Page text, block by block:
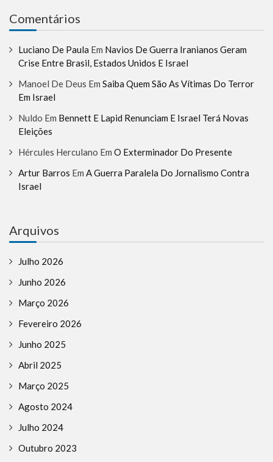
Comentários
Luciano De Paula Em Navios De Guerra Iranianos Geram
Crise Entre Brasil, Estados Unidos E Israel
Manoel De Deus Em Saiba Quem São As Vítimas Do Terror
Em Israel
Nuldo Em Bennett E Lapid Renunciam E Israel Terá Novas
Eleições
Hércules Herculano Em O Exterminador Do Presente
Artur Barros Em A Guerra Paralela Do Jornalismo Contra
Israel
Arquivos
Julho 2026
Junho 2026
Março 2026
Fevereiro 2026
Junho 2025
Abril 2025
Março 2025
Agosto 2024
Julho 2024
Outubro 2023